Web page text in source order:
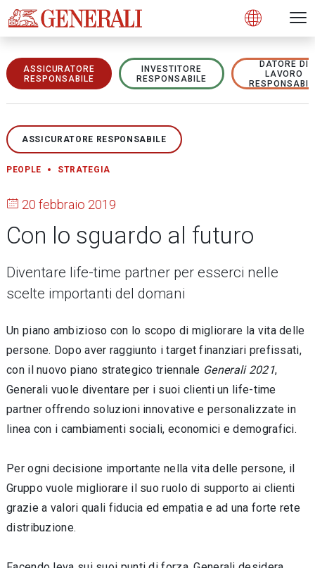
Open
ASSICURATORE
RESPONSABILE
INVESTITORE
RESPONSABILE
DATORE DI
LAVORO
ASSICURATORE RESPONSABILE
PEOPLE STRATEGIA
20 febbraio 2019
Con lo sguardo al futuro
Diventare life-time partner per esserci nelle
scelte importanti del domani
Un piano ambizioso con lo scopo di migliorare la vita delle
persone. Dopo aver raggiunto i target finanziari prefissati,
con il nuovo piano strategico triennale Generali 2021,
Generali vuole diventare per i suoi clienti un life-time
partner offrendo soluzioni innovative e personalizzate in
linea con i cambiamenti sociali, economici e demografici.
Per ogni decisione importante nella vita delle persone, il
Gruppo vuole migliorare il suo ruolo di supporto ai clienti
grazie a valori quali fiducia ed empatia e ad una forte rete
distribuzione.